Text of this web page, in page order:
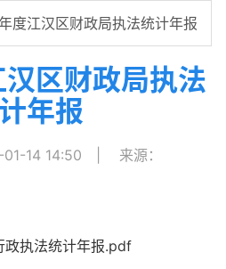
度江汉区财政局执法统计年报
区财政局执法
年报
14 14:50 来源：
执法统计年报.pdf